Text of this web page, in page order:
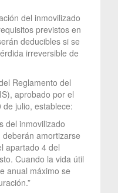
del inmovilizado
previstos en
deducibles si se
irreversible de
Reglamento del
aprobado por el
julio, establece:
del inmovilizado
amortizarse
apartado 4 del
Cuando la vida útil
anual máximo se